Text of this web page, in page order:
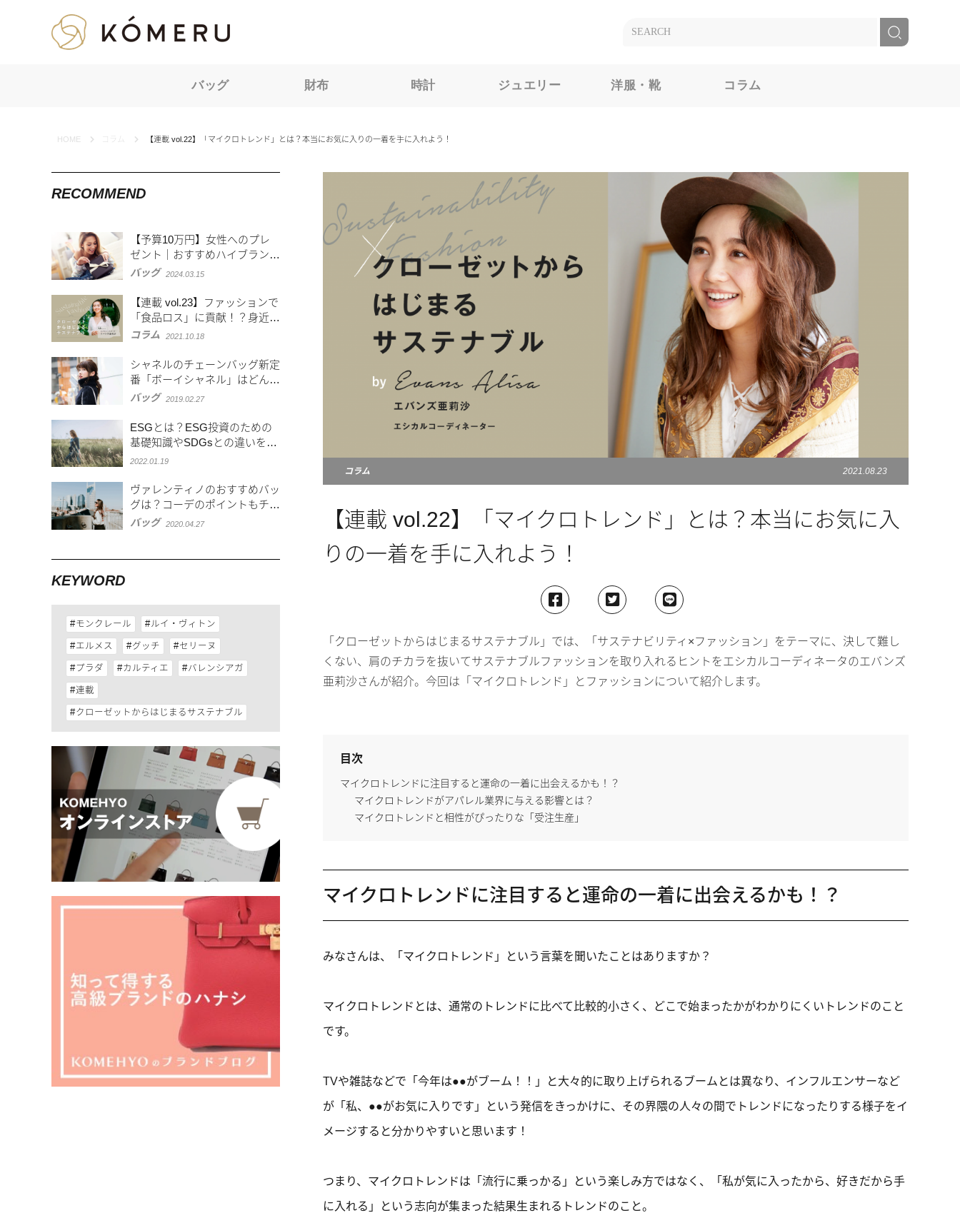
バッグ 財布 時計 ジュエリー 洋服・靴 コラム
HOME コラム 【連載 vol.22】「マイクロトレンド」とは？本当にお気に入りの一着を手に入れよう！
コラム 2021.08.23
【連載 vol.22】「マイクロトレンド」とは？本当にお気に入
りの一着を手に入れよう！
「クローゼットからはじまるサステナブル」では、「サステナビリティ×ファッション」をテーマに、決して難し
くない、肩のチカラを抜いてサステナブルファッションを取り入れるヒントをエシカルコーディネータのエバンズ
亜莉沙さんが紹介。今回は「マイクロトレンド」とファッションについて紹介します。
目次
マイクロトレンドに注目すると運命の一着に出会えるかも！？
マイクロトレンドがアパレル業界に与える影響とは？
マイクロトレンドと相性がぴったりな「受注生産」
マイクロトレンドに注目すると運命の一着に出会えるかも！？
みなさんは、「マイクロトレンド」という言葉を聞いたことはありますか？
マイクロトレンドとは、通常のトレンドに比べて比較的小さく、どこで始まったかがわかりにくいトレンドのこと
です。
TVや雑誌などで「今年は●●がブーム！！」と大々的に取り上げられるブームとは異なり、インフルエンサーなど
が「私、●●がお気に入りです」という発信をきっかけに、その界隈の人々の間でトレンドになったりする様子をイ
メージすると分かりやすいと思います！
つまり、マイクロトレンドは「流行に乗っかる」という楽しみ方ではなく、「私が気に入ったから、好きだから手
に入れる」という志向が集まった結果生まれるトレンドのこと。
RECOMMEND
【予算10万円】女性へのプレ
ゼント｜おすすめハイブランド
や選び方を紹介
バッグ 2024.03.15
【連載 vol.23】ファッションで
「食品ロス」に貢献！？身近に
できることからはじめよう！
コラム 2021.10.18
シャネルのチェーンバッグ新定
番「ボーイシャネル」はどんな
スタイルにも合う万能アイテム
バッグ 2019.02.27
ESGとは？ESG投資のための
基礎知識やSDGsとの違いを解
説
2022.01.19
ヴァレンティノのおすすめバッ
グは？コーデのポイントもチェ
ック
バッグ 2020.04.27
KEYWORD
モンクレール ルイ・ヴィトン
エルメス グッチ セリーヌ
プラダ カルティエ バレンシアガ
連載
クローゼットからはじまるサステナブル